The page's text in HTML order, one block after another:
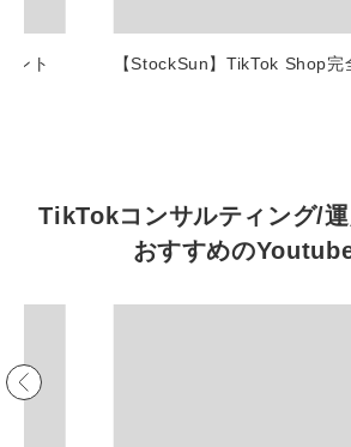
常勤監査役
ント 【StockSun】TikTok Shop完
TikTokコンサルティング/
おすすめの